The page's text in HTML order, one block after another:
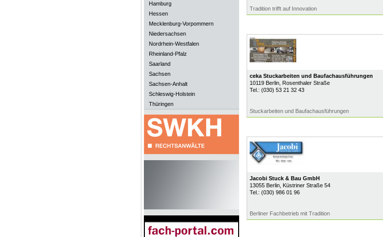
Hamburg
Hessen
Mecklenburg-Vorpommern
Niedersachsen
Nordrhein-Westfalen
Rheinland-Pfalz
Saarland
Sachsen
Sachsen-Anhalt
Schleswig-Holstein
Thüringen
Tradition trifft auf Innovation
ceka Stuckarbeiten und Baufachausführungen
10119 Berlin, Rosenthaler Straße
Tel.: (030) 53 21 32 43
Stuckarbeiten und Baufachausführungen
Jacobi Stuck & Bau GmbH
13055 Berlin, Küstriner Straße 54
Tel.: (030) 986 01 96
Berliner Fachbetrieb mit Tradition